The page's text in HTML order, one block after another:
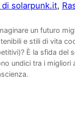
di solarpunk.it,
un futuro
e stili di vita
È la sfida del
undici tra i migliori